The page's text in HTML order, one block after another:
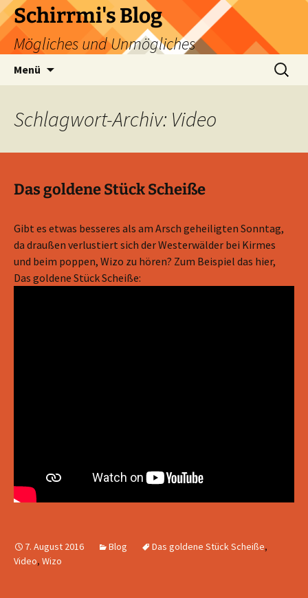
Zum
Inhalt
springen
Schirrmi's Blog
Mögliches und Unmögliches
Menü
Suchen
nach:
Schlagwort-Archiv: Video
Das goldene Stück Scheiße
Gibt es etwas besseres als am Arsch geheiligten Sonntag,
da draußen verlustiert sich der Westerwälder bei Kirmes
und beim poppen, Wizo zu hören? Zum Beispiel das hier,
Das goldene Stück Scheiße:
7. August 2016 Blog Das goldene Stück Scheiße,
Video, Wizo